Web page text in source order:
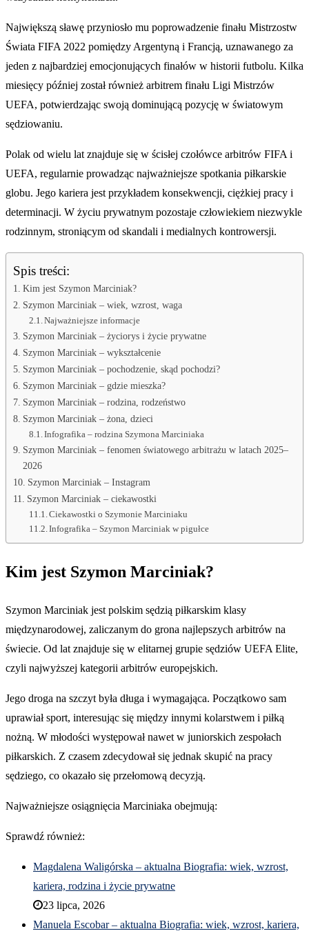
Największą sławę przyniosło mu poprowadzenie finału Mistrzostw
Świata FIFA 2022 pomiędzy Argentyną i Francją, uznawanego za
jeden z najbardziej emocjonujących finałów w historii futbolu. Kilka
miesięcy później został również arbitrem finału Ligi Mistrzów
UEFA, potwierdzając swoją dominującą pozycję w światowym
sędziowaniu.
Polak od wielu lat znajduje się w ścisłej czołówce arbitrów FIFA i
UEFA, regularnie prowadząc najważniejsze spotkania piłkarskie
globu. Jego kariera jest przykładem konsekwencji, ciężkiej pracy i
determinacji. W życiu prywatnym pozostaje człowiekiem niezwykle
rodzinnym, stroniącym od skandali i medialnych kontrowersji.
Spis treści:
Kim jest Szymon Marciniak?
Szymon Marciniak – wiek, wzrost, waga
Najważniejsze informacje
Szymon Marciniak – życiorys i życie prywatne
Szymon Marciniak – wykształcenie
Szymon Marciniak – pochodzenie, skąd pochodzi?
Szymon Marciniak – gdzie mieszka?
Szymon Marciniak – rodzina, rodzeństwo
Szymon Marciniak – żona, dzieci
Infografika – rodzina Szymona Marciniaka
Szymon Marciniak – fenomen światowego arbitrażu w latach 2025–
2026
Szymon Marciniak – Instagram
Szymon Marciniak – ciekawostki
Ciekawostki o Szymonie Marciniaku
Infografika – Szymon Marciniak w pigułce
Kim jest Szymon Marciniak?
Szymon Marciniak jest polskim sędzią piłkarskim klasy
międzynarodowej, zaliczanym do grona najlepszych arbitrów na
świecie. Od lat znajduje się w elitarnej grupie sędziów UEFA Elite,
czyli najwyższej kategorii arbitrów europejskich.
Jego droga na szczyt była długa i wymagająca. Początkowo sam
uprawiał sport, interesując się między innymi kolarstwem i piłką
nożną. W młodości występował nawet w juniorskich zespołach
piłkarskich. Z czasem zdecydował się jednak skupić na pracy
sędziego, co okazało się przełomową decyzją.
Najważniejsze osiągnięcia Marciniaka obejmują:
Sprawdź również:
Magdalena Waligórska – aktualna Biografia: wiek, wzrost,
kariera, rodzina i życie prywatne
23 lipca, 2026
Manuela Escobar – aktualna Biografia: wiek, wzrost, kariera,